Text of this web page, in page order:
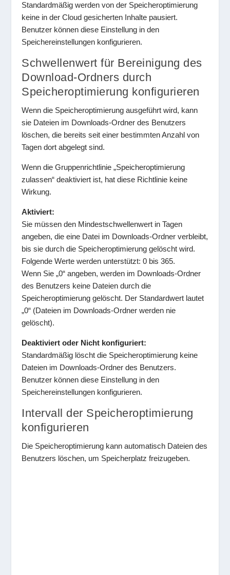
Standardmäßig werden von der Speicheroptimierung
keine in der Cloud gesicherten Inhalte pausiert.
Benutzer können diese Einstellung in den
Speichereinstellungen konfigurieren.
Schwellenwert für Bereinigung des
Download-Ordners durch
Speicheroptimierung konfigurieren
Wenn die Speicheroptimierung ausgeführt wird, kann
sie Dateien im Downloads-Ordner des Benutzers
löschen, die bereits seit einer bestimmten Anzahl von
Tagen dort abgelegt sind.
Wenn die Gruppenrichtlinie „Speicheroptimierung
zulassen“ deaktiviert ist, hat diese Richtlinie keine
Wirkung.
Aktiviert:
Sie müssen den Mindestschwellenwert in Tagen
angeben, die eine Datei im Downloads-Ordner verbleibt,
bis sie durch die Speicheroptimierung gelöscht wird.
Folgende Werte werden unterstützt: 0 bis 365.
Wenn Sie „0“ angeben, werden im Downloads-Ordner
des Benutzers keine Dateien durch die
Speicheroptimierung gelöscht. Der Standardwert lautet
„0“ (Dateien im Downloads-Ordner werden nie
gelöscht).
Deaktiviert oder Nicht konfiguriert:
Standardmäßig löscht die Speicheroptimierung keine
Dateien im Downloads-Ordner des Benutzers.
Benutzer können diese Einstellung in den
Speichereinstellungen konfigurieren.
Intervall der Speicheroptimierung
konfigurieren
Die Speicheroptimierung kann automatisch Dateien des
Benutzers löschen, um Speicherplatz freizugeben.